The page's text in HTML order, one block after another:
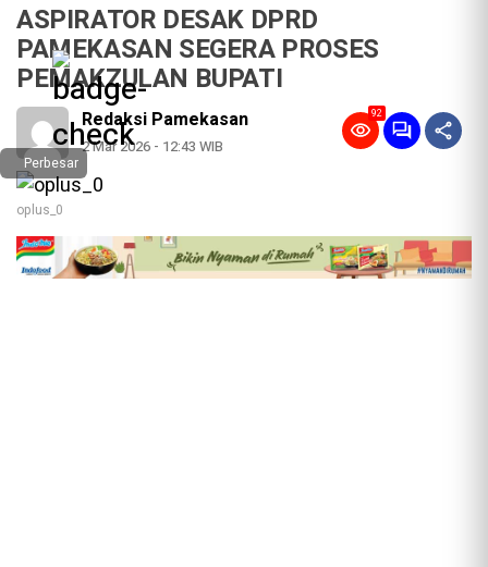
ASPIRATOR DESAK DPRD
PAMEKASAN SEGERA PROSES
PEMAKZULAN BUPATI
Redaksi Pamekasan
2 Mar 2026 - 12:43 WIB
92
Perbesar
oplus_0